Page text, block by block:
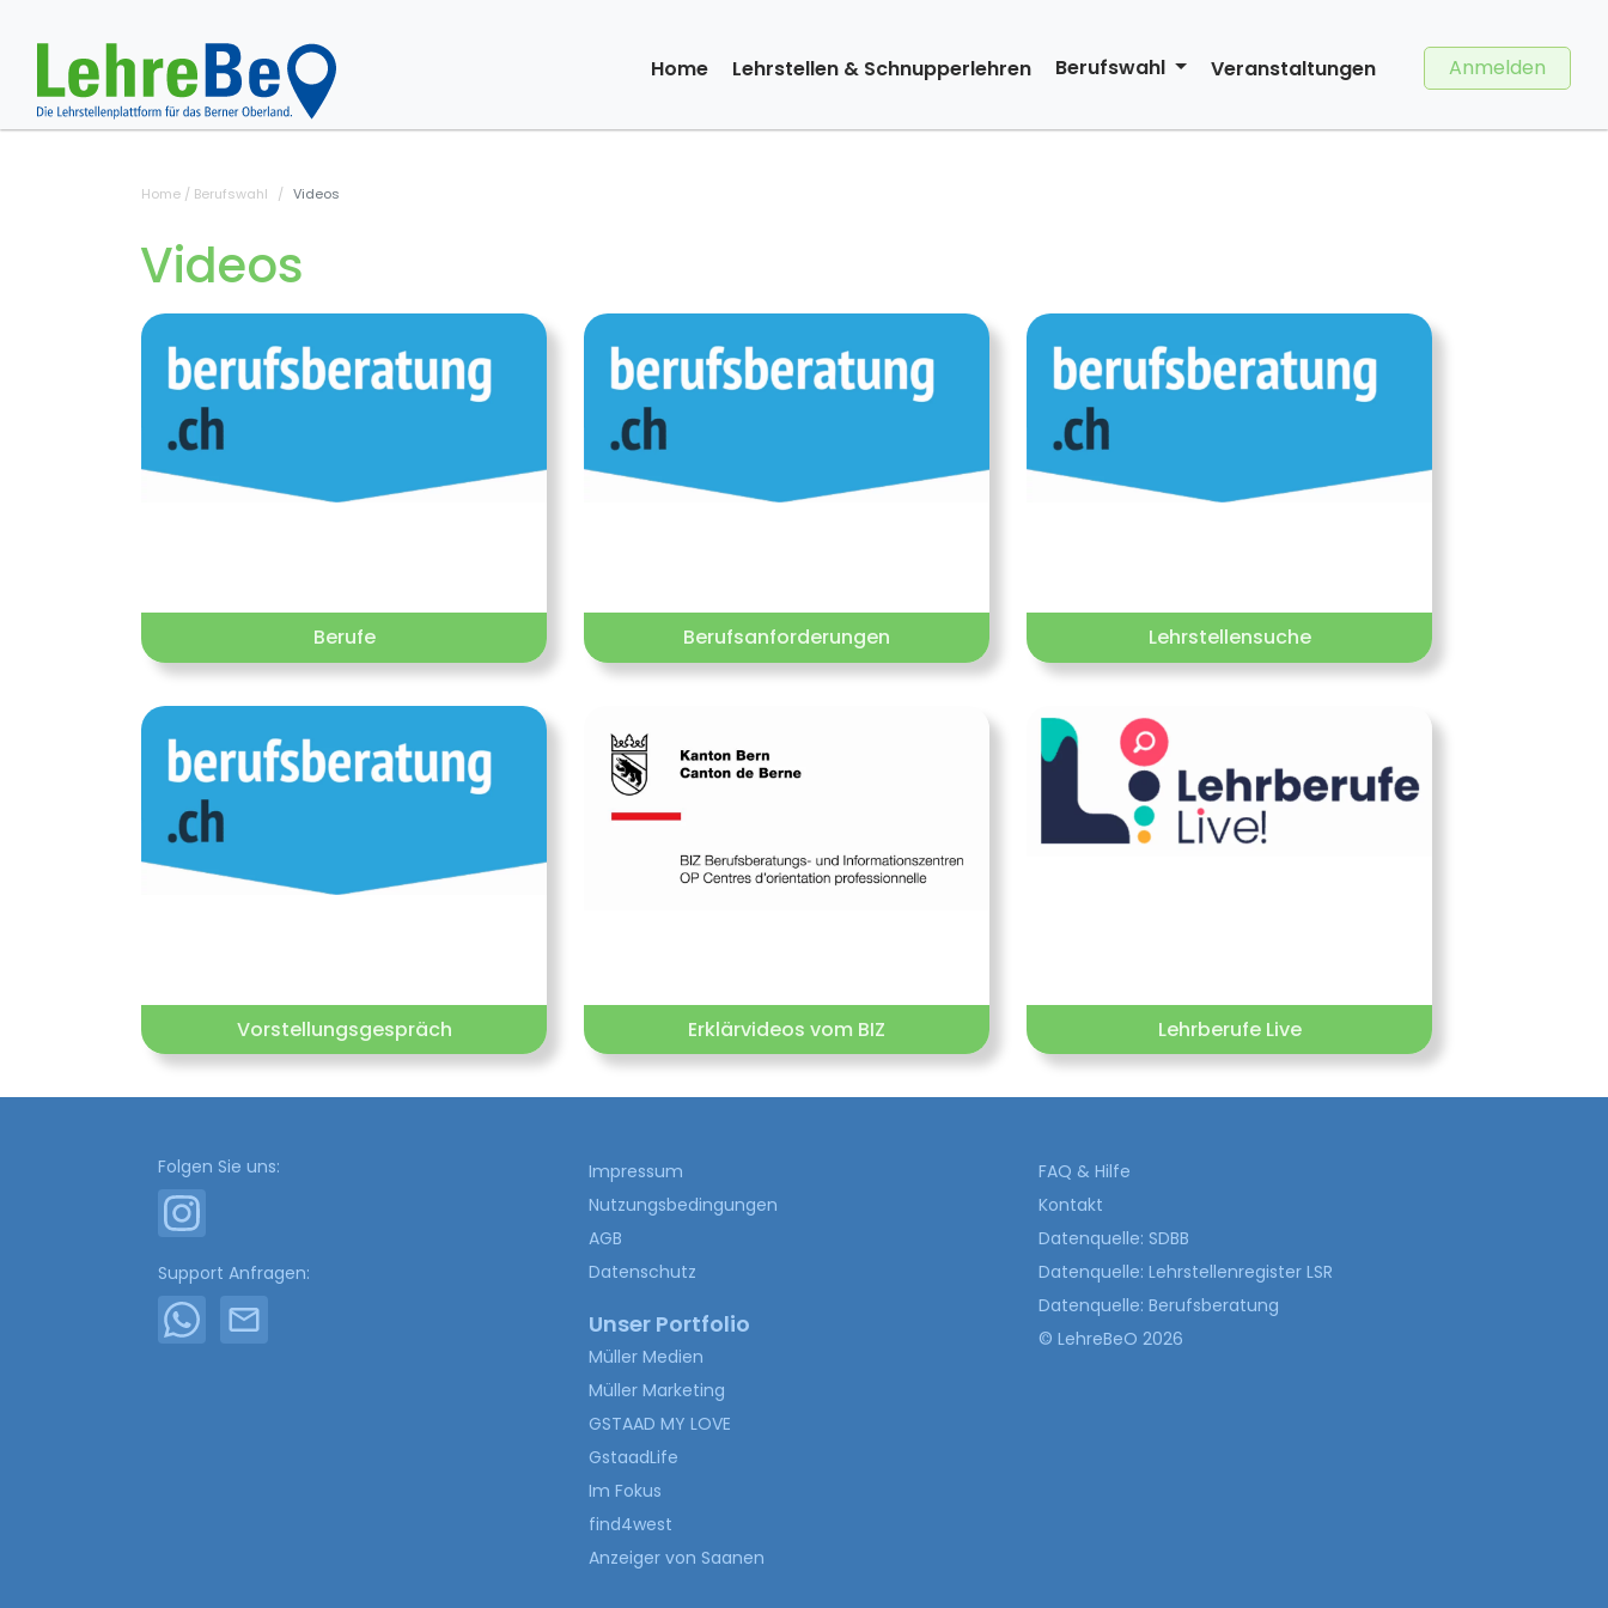
Home Lehrstellen & Schnupperlehren Berufswahl Veranstaltungen Anmelden
Home / Berufswahl Videos
Videos
Berufe Berufsanforderungen Lehrstellensuche
Vorstellungsgespräch Erklärvideos vom BIZ Lehrberufe Live
Folgen Sie uns:
Support Anfragen:
Impressum
Nutzungsbedingungen
AGB
Datenschutz
Unser Portfolio
Müller Medien
Müller Marketing
GSTAAD MY LOVE
GstaadLife
Im Fokus
find4west
Anzeiger von Saanen
FAQ & Hilfe
Kontakt
Datenquelle: SDBB
Datenquelle: Lehrstellenregister LSR
Datenquelle: Berufsberatung
© LehreBeO 2026